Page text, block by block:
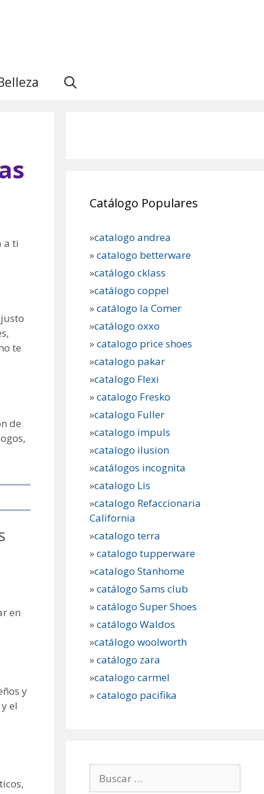
a ti
te
de
en
y
el
Catálogo Populares
»catalogo andrea
»catalogo betterware
»catálogo cklass
»catálogo coppel
»catálogo la Comer
»catálogo oxxo
»catalogo price shoes
»catalogo pakar
»catalogo Flexi
»catalogo Fresko
»catalogo Fuller
»catalogo impuls
»catalogo ilusion
»catálogos incognita
»catalogo Lis
»catalogo Refaccionaria
California
»catalogo terra
»catalogo tupperware
»catalogo Stanhome
»catálogo Sams club
»catálogo Super Shoes
»catálogo Waldos
»catálogo woolworth
»catálogo zara
»catalogo carmel
»catalogo pacifika